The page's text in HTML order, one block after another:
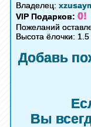
Владелец:
VIP Подарков: 0!
Пожеланий
Высота ёлочки:
Добавь
Вы